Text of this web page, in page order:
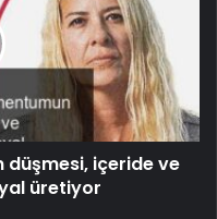
içeride ve
üretiyor